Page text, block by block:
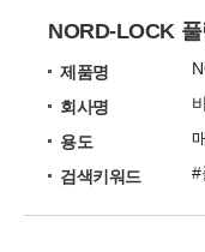
NORD-LOCK
제품명
회사명
용도
검색키워드
#